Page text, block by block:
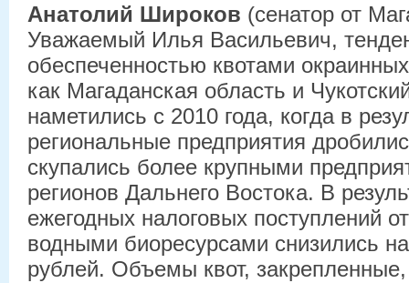
Анатолий Широков (сенатор от
Уважаемый Илья Васильевич,
обеспеченностью квотами
как Магаданская область и
наметились с 2010 года, когда в
региональные предприятия
скупались более крупными
регионов Дальнего Востока. В
ежегодных налоговых поступлений
водными биоресурсами снизились
рублей. Объемы квот, закрепленные,